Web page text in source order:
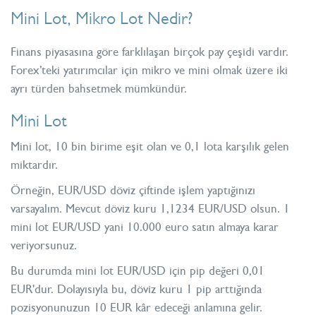
Mini Lot, Mikro Lot Nedir?
Finans piyasasına göre farklılaşan birçok pay çeşidi vardır.
Forex’teki yatırımcılar için mikro ve mini olmak üzere iki
ayrı türden bahsetmek mümkündür.
Mini Lot
Mini lot, 10 bin birime eşit olan ve 0,1 lota karşılık gelen
miktardır.
Örneğin, EUR/USD döviz çiftinde işlem yaptığınızı
varsayalım. Mevcut döviz kuru 1,1234 EUR/USD olsun. 1
mini lot EUR/USD yani 10.000 euro satın almaya karar
veriyorsunuz.
Bu durumda mini lot EUR/USD için pip değeri 0,01
EUR'dur. Dolayısıyla bu, döviz kuru 1 pip arttığında
pozisyonunuzun 10 EUR kâr edeceği anlamına gelir.